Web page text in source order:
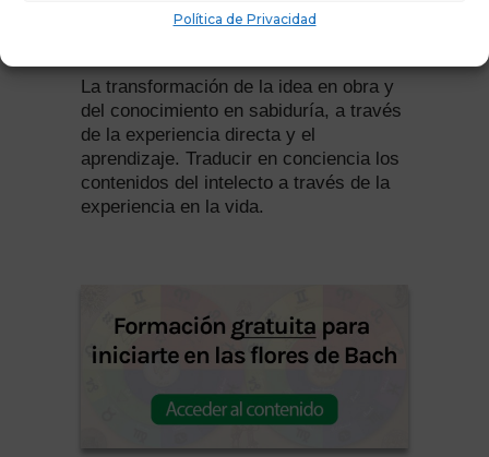
Política de Privacidad
La transformación de la idea en obra y
del conocimiento en sabiduría, a través
de la experiencia directa y el
aprendizaje. Traducir en conciencia los
contenidos del intelecto a través de la
experiencia en la vida.